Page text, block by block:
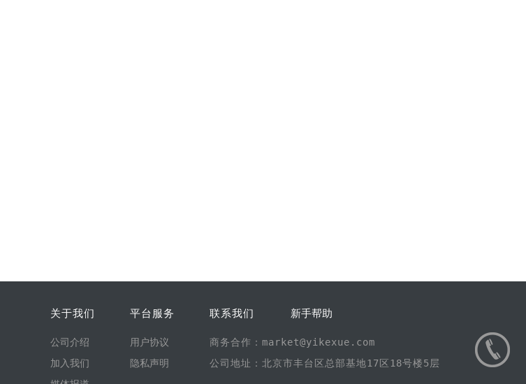
关于我们
公司介绍
加入我们
平台服务
用户协议
隐私声明
联系我们 新手帮助
商务合作：market@yikexue.com
公司地址：北京市丰台区总部基地17区18号楼5层